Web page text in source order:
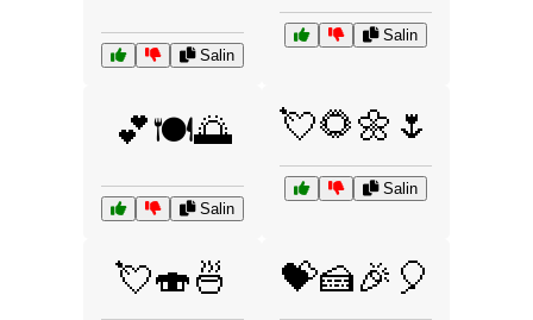
Salin
Salin
💕🍽️🌅
Salin
💘🌻🌼🌷
Salin
💘🍣🍜 💝🍰🎉🎈